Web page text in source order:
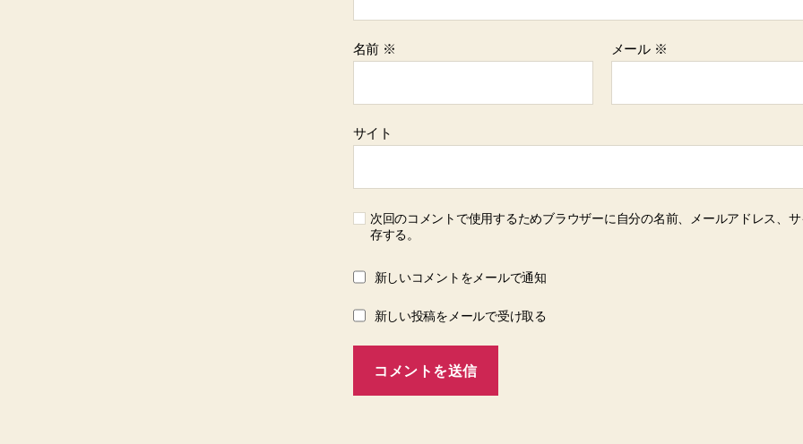
名前 ※ メール ※
サイト
次回のコメントで使用するためブラウザーに自分の名前、メールアドレス、
存する。
新しいコメントをメールで通知
新しい投稿をメールで受け取る